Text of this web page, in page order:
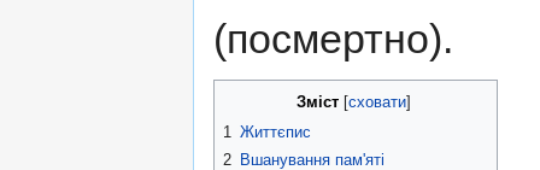
(посмертно).
Зміст[ сховати]
1 Життєпис
2 Вшанування пам'яті